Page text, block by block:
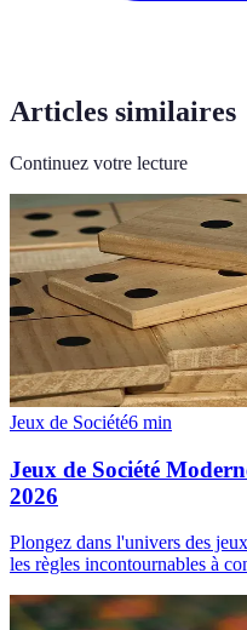
Articles similaires
Continuez votre lecture
Jeux de Société6 min
Jeux de Société
2026
Plongez dans l'univers des
les règles incontournables à